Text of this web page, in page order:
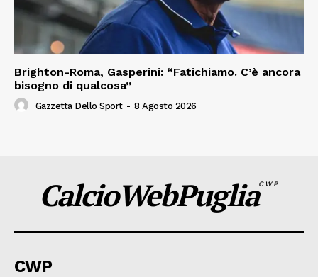
Brighton-Roma, Gasperini: “Fatichiamo. C’è ancora
bisogno di qualcosa”
Gazzetta Dello Sport - 8 Agosto 2026
CalcioWebPugliaCWP
CWP